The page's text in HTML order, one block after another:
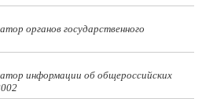
органов государственного
информации об общероссийских